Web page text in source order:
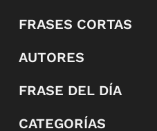
FRASES CORTAS
AUTORES
FRASE DEL DÍA
CATEGORÍAS